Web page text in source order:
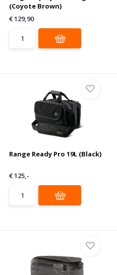
(Coyote Brown)
€ 129,90
Range Ready Pro 19L (Black)
€ 125,-